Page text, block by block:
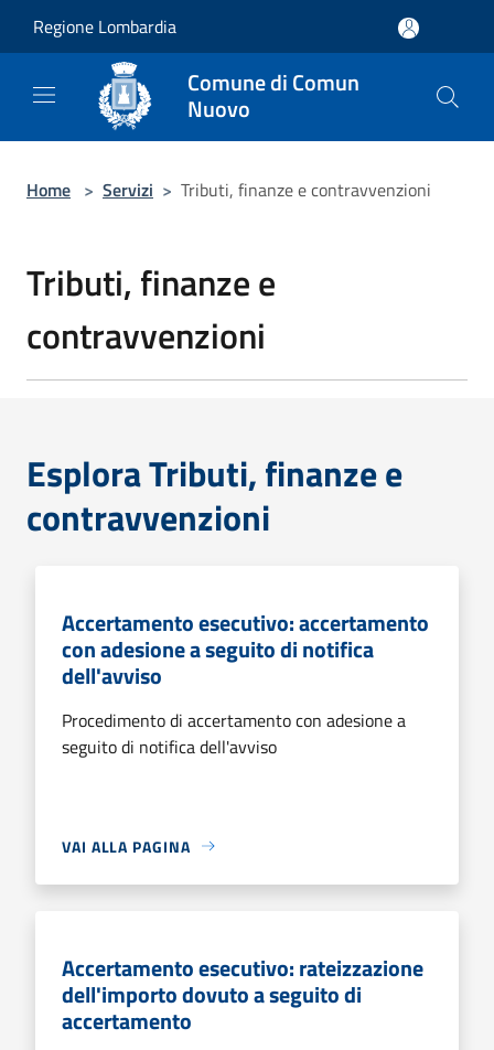
Regione Lombardia
Comune di Comun
Nuovo
Home > Servizi > Tributi, finanze e contravvenzioni
Tributi, finanze e
contravvenzioni
Esplora Tributi, finanze e
contravvenzioni
Accertamento esecutivo: accertamento
con adesione a seguito di notifica
dell'avviso
Procedimento di accertamento con adesione a
seguito di notifica dell'avviso
VAI ALLA PAGINA
Accertamento esecutivo: rateizzazione
dell'importo dovuto a seguito di
accertamento